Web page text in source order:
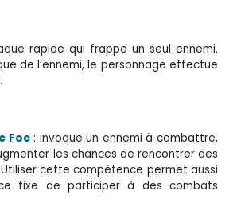
rapide qui frappe un seul ennemi.
de l’ennemi, le personnage effectue
Foe: invoque un ennemi à combattre,
les chances de rencontrer des
cette compétence permet aussi
fixe de participer à des combats